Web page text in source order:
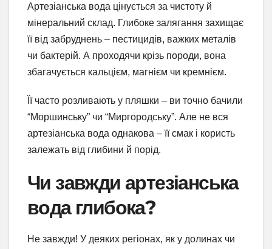
Артезіанська вода цінується за чистоту й
мінеральний склад. Глибоке залягання захищає
її від забруднень – пестицидів, важких металів
чи бактерій. А проходячи крізь породи, вона
збагачується кальцієм, магнієм чи кремнієм.
Її часто розливають у пляшки – ви точно бачили
“Моршинську” чи “Миргородську”. Але не вся
артезіанська вода однакова – її смак і користь
залежать від глибини й порід.
Чи завжди артезіанська
вода глибока?
Не завжди! У деяких регіонах, як у долинах чи